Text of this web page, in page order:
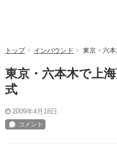
トップ インバウンド 東京・六
東京・六本木で上
式
2009年4月18日